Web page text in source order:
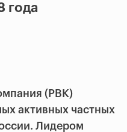
года
(РВК)
активных частных
Лидером